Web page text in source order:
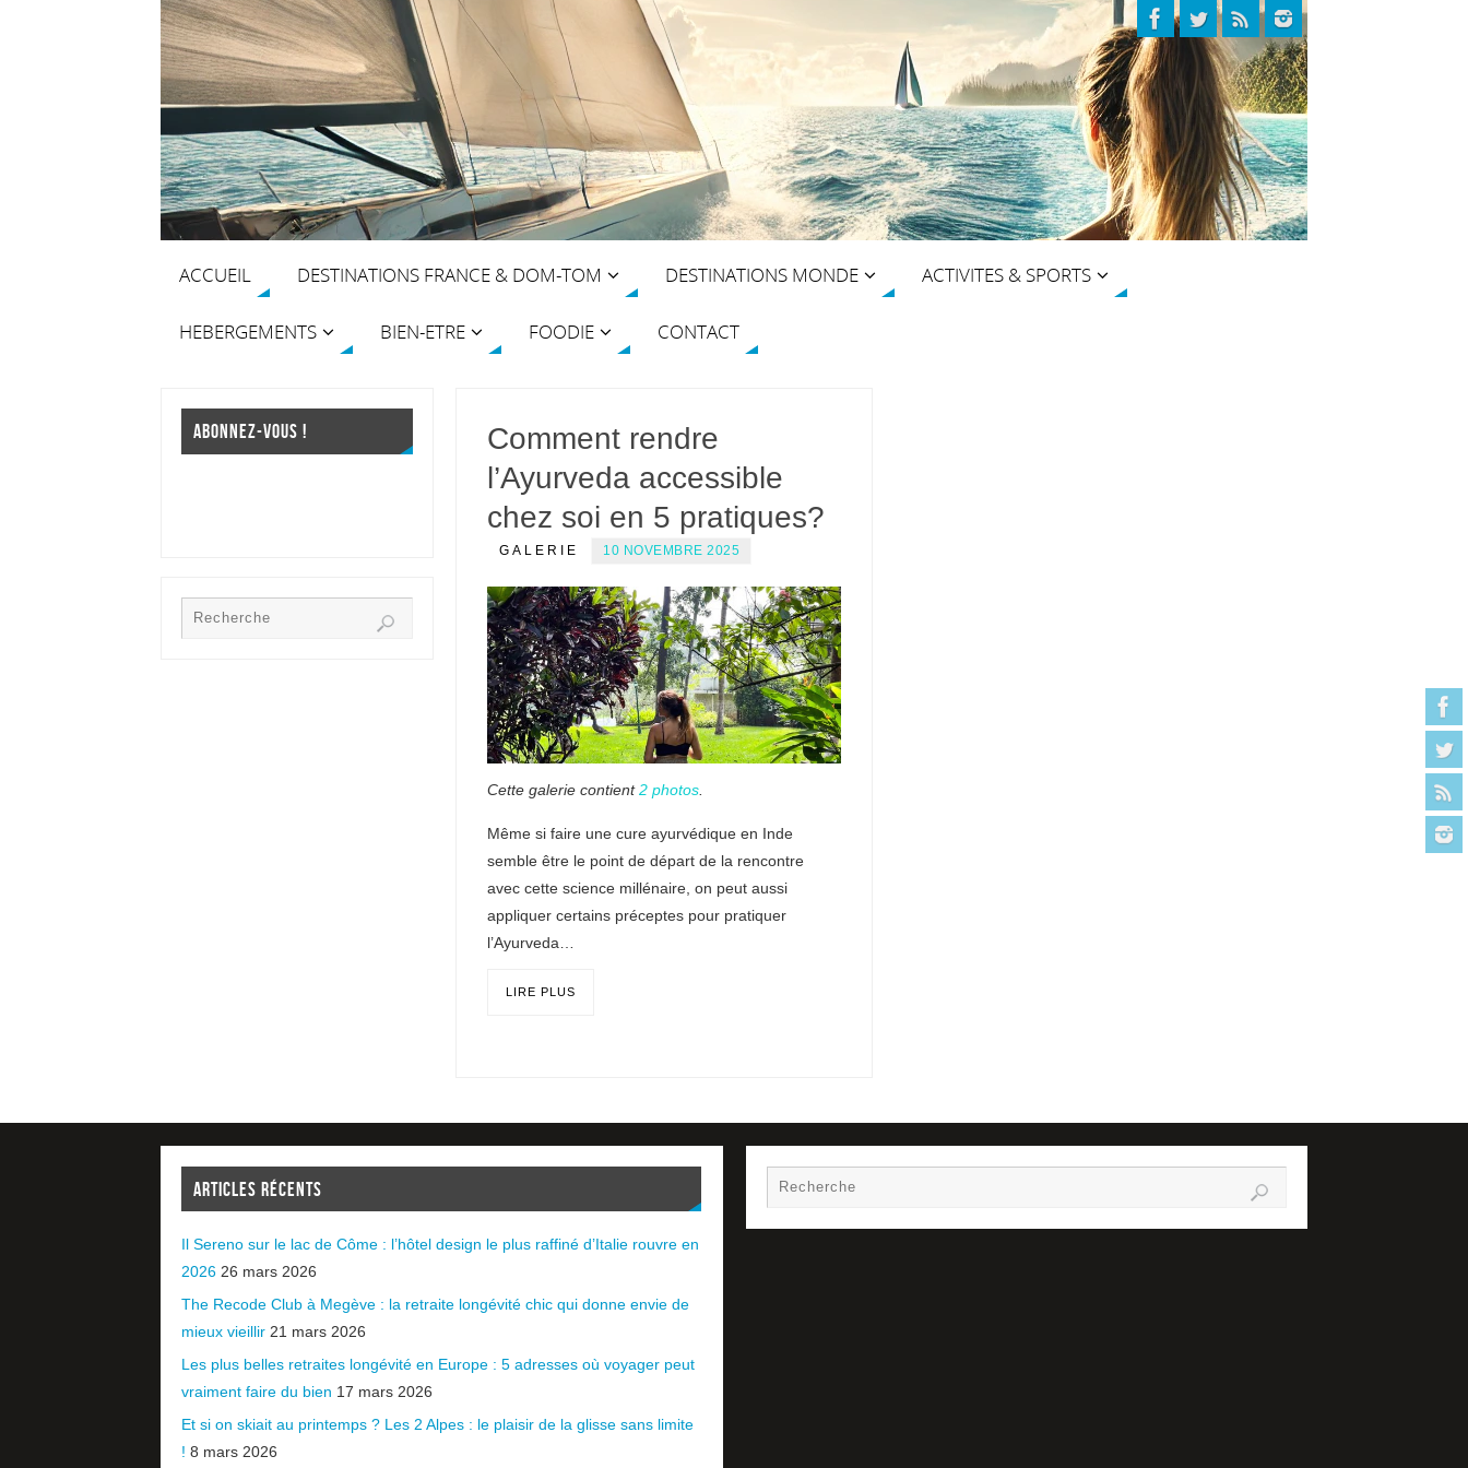
ACCUEIL DESTINATIONS FRANCE & DOM-TOM DESTINATIONS MONDE ACTIVITES & SPORTS
HEBERGEMENTS BIEN-ETRE FOODIE CONTACT
Comment rendre
l’Ayurveda accessible
chez soi en 5 pratiques?
GALERIE 10 NOVEMBRE 2025
Cette galerie contient2 photos
Même si faire une cure ayurvédique en Inde
semble être le point de départ de la rencontre
avec cette science millénaire, on peut aussi
appliquer certains préceptes pour pratiquer
l’Ayurveda…
LIRE PLUS
ABONNEZ-VOUS !
ARTICLES RÉCENTS
Il Sereno sur le lac de Côme : l’hôtel design le plus raffiné d’Italie rouvre en
2026 26 mars 2026
The Recode Club à Megève : la retraite longévité chic qui donne envie de
mieux vieillir 21 mars 2026
Les plus belles retraites longévité en Europe : 5 adresses où voyager peut
vraiment faire du bien 17 mars 2026
Et si on skiait au printemps ? Les 2 Alpes : le plaisir de la glisse sans limite
! 8 mars 2026